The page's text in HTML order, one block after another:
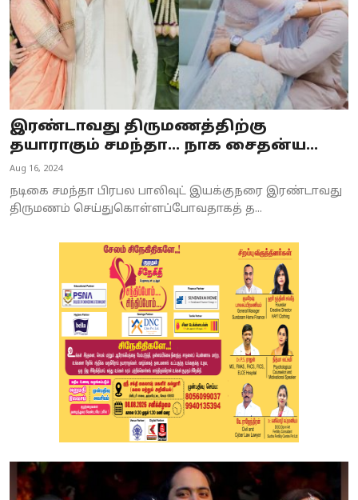
இரண்டாவது திருமணத்திற்கு
தயாராகும் சமந்தா... நாக சைதன்ய...
Aug 16, 2024
நடிகை சமந்தா பிரபல பாலிவுட் இயக்குநரை இரண்டாவது
திருமணம் செய்துகொள்ளப்போவதாகத் த...